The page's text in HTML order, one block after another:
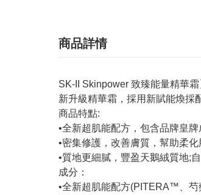
商品詳情
SK-II Skinpower 致臻能量精華
新升級精華霜，採用新賦能煥採
商品特點:
•全新超肌能配方，包含品牌皇
•密集修護，改善膚質，幫助柔
•質地更細膩，豐盈天鵝絨質地;
成分：
•全新超肌能配方(PITERA™、芍